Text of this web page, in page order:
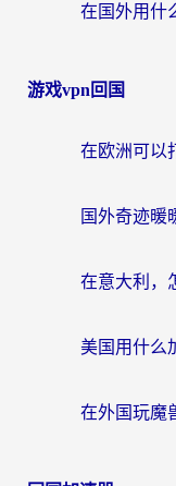
游戏vpn回国